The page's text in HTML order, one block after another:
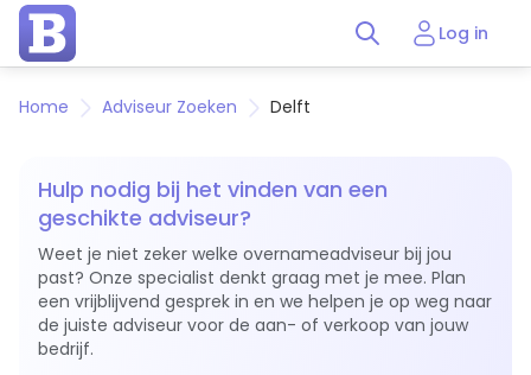
Log in
Home Adviseur Zoeken Delft
Hulp nodig bij het vinden van een
geschikte adviseur?
Weet je niet zeker welke overnameadviseur bij jou
past? Onze specialist denkt graag met je mee. Plan
een vrijblijvend gesprek in en we helpen je op weg naar
de juiste adviseur voor de aan- of verkoop van jouw
bedrijf.